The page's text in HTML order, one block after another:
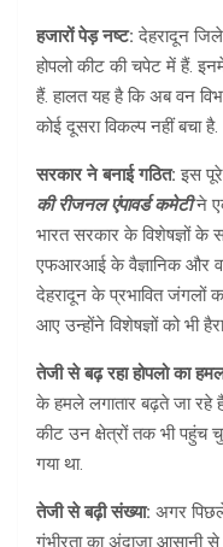
हजारों पेड़ नष्ट: देहरादून
होपलो कीट की चपेट में हैं.
हैं. हालत यह है कि अब वन
कोई दूसरा विकल्प नहीं बचा है.
सरकार ने बनाई गठित:इस
की रीजनल एंपावर्ड कमेटीने
भारत सरकार के विशेषज्ञों के
एफआरआई के वैज्ञानिक और
देहरादून के प्रभावित जंगलों
आए उन्होंने विशेषज्ञों को भी
तेजी से बढ़ रहा होपलो का
के हमले लगातार बढ़ते जा रहे
कीट उन क्षेत्रों तक भी पहुंच
गया था.
तेजी से बढ़ी संख्या: अगर
गंभीरता का अंदाजा आसानी